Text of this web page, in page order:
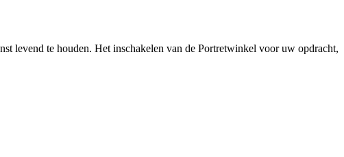
levend te houden. Het inschakelen van de Portretwinkel voor uw opdracht,